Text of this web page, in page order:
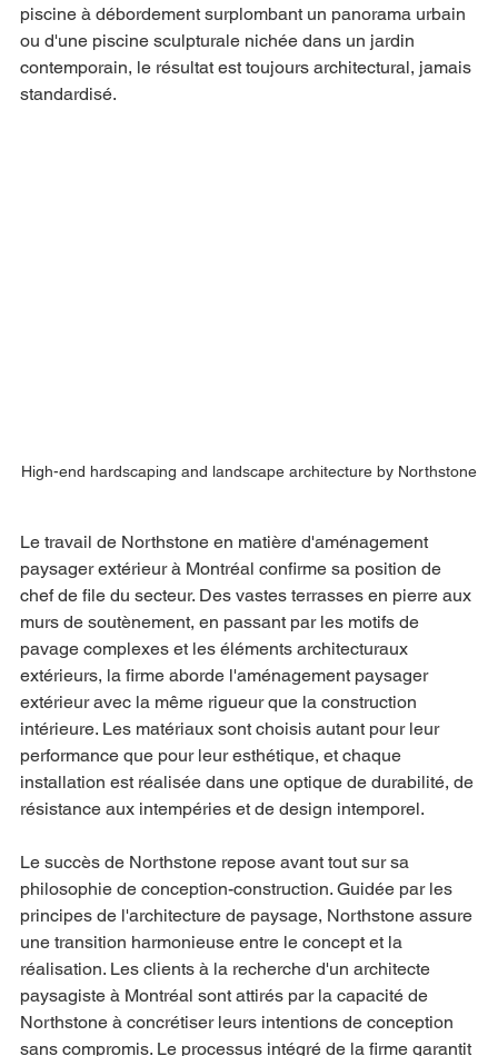
piscine à débordement surplombant un panorama urbain
ou d'une piscine sculpturale nichée dans un jardin
contemporain, le résultat est toujours architectural, jamais
standardisé.
High-end hardscaping and landscape architecture by Northstone
Le travail de Northstone en matière d'aménagement
paysager extérieur à Montréal confirme sa position de
chef de file du secteur. Des vastes terrasses en pierre aux
murs de soutènement, en passant par les motifs de
pavage complexes et les éléments architecturaux
extérieurs, la firme aborde l'aménagement paysager
extérieur avec la même rigueur que la construction
intérieure. Les matériaux sont choisis autant pour leur
performance que pour leur esthétique, et chaque
installation est réalisée dans une optique de durabilité, de
résistance aux intempéries et de design intemporel.
Le succès de Northstone repose avant tout sur sa
philosophie de conception-construction. Guidée par les
principes de l'architecture de paysage, Northstone assure
une transition harmonieuse entre le concept et la
réalisation. Les clients à la recherche d'un architecte
paysagiste à Montréal sont attirés par la capacité de
Northstone à concrétiser leurs intentions de conception
sans compromis. Le processus intégré de la firme garantit